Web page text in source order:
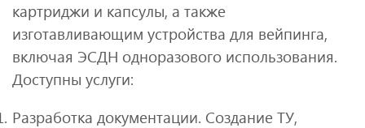
картриджи и капсулы, а также
изготавливающим устройства для вейпинга,
включая ЭСДН одноразового использования.
Доступны услуги:
Разработка документации. Создание ТУ,